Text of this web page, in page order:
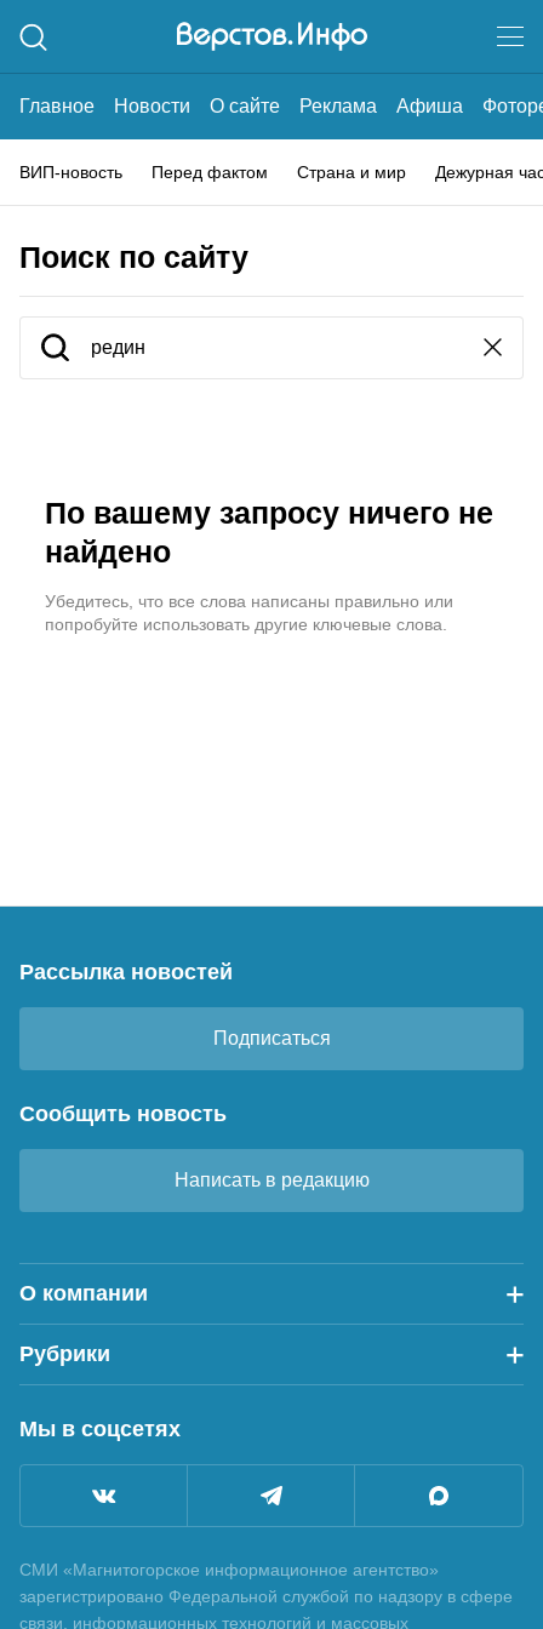
Главное Новости О сайте Реклама Афиша
ВИП-новость Перед фактом Страна и мир Дежурная
Поиск по сайту
По вашему запросу ничего не
найдено
Убедитесь, что все слова написаны правильно или
попробуйте использовать другие ключевые слова.
Рассылка новостей
Подписаться
Сообщить новость
Написать в редакцию
О компании
Рубрики
Мы в соцсетях
СМИ «Магнитогорское информационное агентство»
зарегистрировано Федеральной службой по надзору в сфере
связи, информационных технологий и массовых